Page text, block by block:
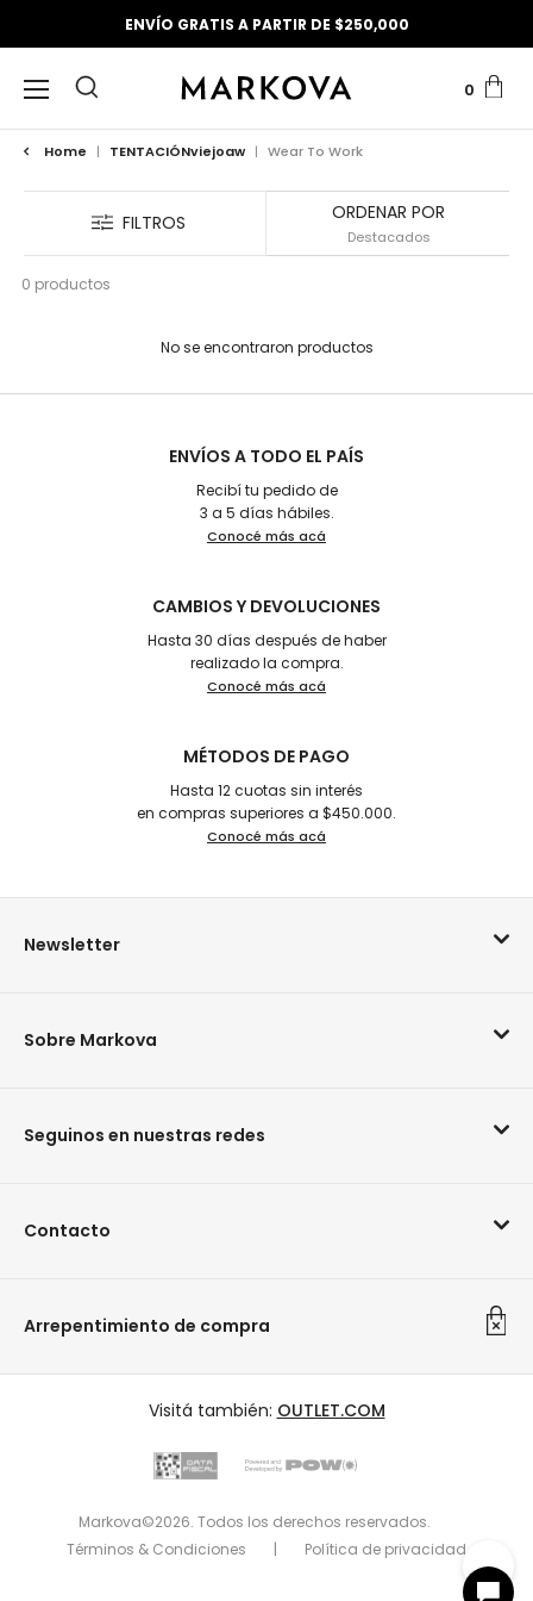
ENVÍO GRATIS A PARTIR DE $250,000
0
Home | TENTACIÓNviejoaw | Wear To Work
FILTROS ORDENAR POR
0 productos
No se encontraron productos
ENVÍOS A TODO EL PAÍS
Recibí tu pedido de
3 a 5 días hábiles.
Conocé más acá
CAMBIOS Y DEVOLUCIONES
Hasta 30 días después de haber
realizado la compra.
Conocé más acá
MÉTODOS DE PAGO
Hasta 12 cuotas sin interés
en compras superiores a $450.000.
Conocé más acá
Newsletter
Sobre Markova
Seguinos en nuestras redes
Contacto
Arrepentimiento de compra
Visitá también: OUTLET.COM
Markova©2026. Todos los derechos reservados.
Términos & Condiciones
| Política de privacidad